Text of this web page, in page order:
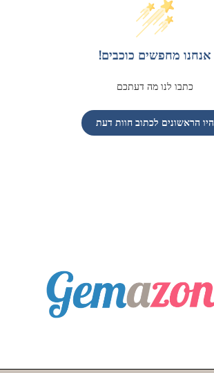
אנחנו מחפשים כוכבים!
כתבו לנו מה דעתכם
היו הראשונים לכתוב חוות דעת